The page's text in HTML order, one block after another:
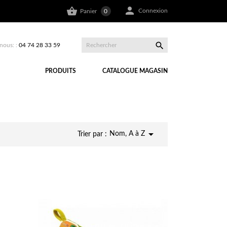
 Panier 0  Connexion
: 04 74 28 33 59 
PRODUITS CATALOGUE MAGASIN
Trier par : Nom, A à Z 